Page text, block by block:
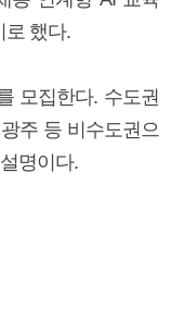
로 했다.
모집한다. 수도권
주 등 비수도권으
명이다.